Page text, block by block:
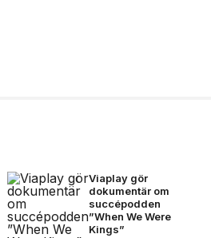
Viaplay gör
dokumentär om
succépodden
”When We Were
Kings”